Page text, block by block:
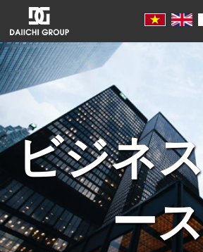
ビジネ
ー